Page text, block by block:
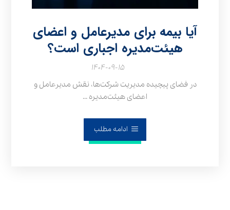
آیا بیمه برای مدیرعامل و اعضای
هیئت‌مدیره اجباری است؟
۱۴۰۴-۰۹-۱۵
در فضای پیچیده مدیریت شرکت‌ها، نقش مدیرعامل و
اعضای هیئت‌مدیره ...
ادامه مطلب